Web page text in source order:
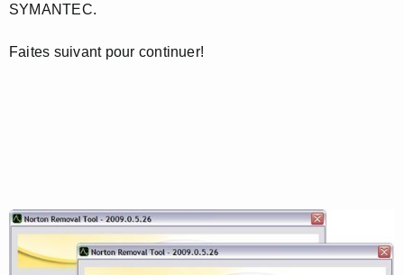
SYMANTEC.
Faites suivant pour continuer!